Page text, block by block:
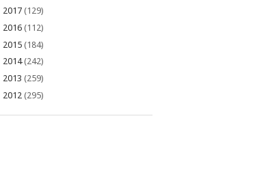
2017 (129)
2016 (112)
2015 (184)
2014(242)
2013 (259)
2012 (295)